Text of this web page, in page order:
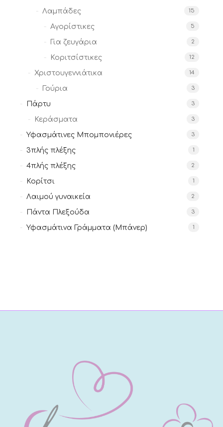
Λαμπάδες 15
Αγορίστικες 5
Για ζευγάρια 2
Κοριτσίστικες 12
Χριστουγεννιάτικα 14
Γούρια 3
Πάρτυ 3
Κεράσματα 3
Υφασμάτινες Μπομπονιέρες 3
3πλής πλέξης 1
4πλής πλέξης 2
Κορίτσι 1
Λαιμού γυναικεία 2
Πάντα Πλεξούδα 3
Υφασμάτινα Γράμματα (Μπάνερ) 1